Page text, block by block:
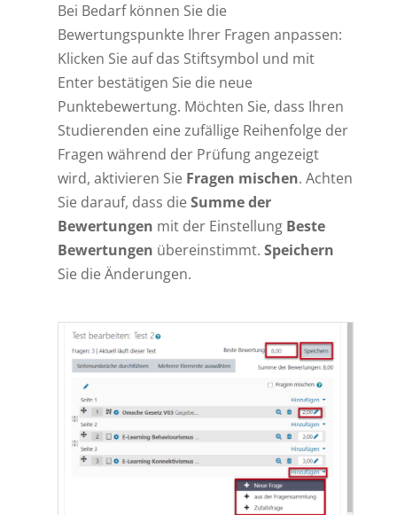
Bei Bedarf können Sie die
Bewertungspunkte Ihrer Fragen anpassen:
Klicken Sie auf das Stiftsymbol und mit
Enter bestätigen Sie die neue
Punktebewertung. Möchten Sie, dass Ihren
Studierenden eine zufällige Reihenfolge der
Fragen während der Prüfung angezeigt
wird, aktivieren Sie Fragen mischen. Achten
Sie darauf, dass dieSumme der
Bewertungen mit der Einstellung Beste
Bewertungen übereinstimmt. Speichern
Sie die Änderungen.